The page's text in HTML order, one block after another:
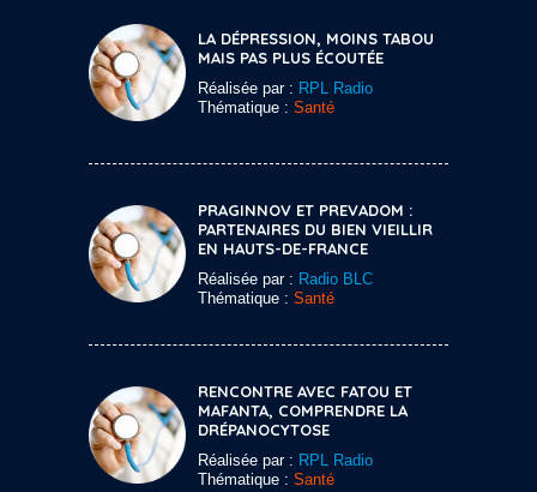
LA DÉPRESSION, MOINS TABOU
MAIS PAS PLUS ÉCOUTÉE
Réalisée par : RPL Radio
Thématique : Santé
PRAGINNOV ET PREVADOM :
PARTENAIRES DU BIEN VIEILLIR
EN HAUTS-DE-FRANCE
Réalisée par : Radio BLC
Thématique : Santé
RENCONTRE AVEC FATOU ET
MAFANTA, COMPRENDRE LA
DRÉPANOCYTOSE
Réalisée par : RPL Radio
Thématique : Santé